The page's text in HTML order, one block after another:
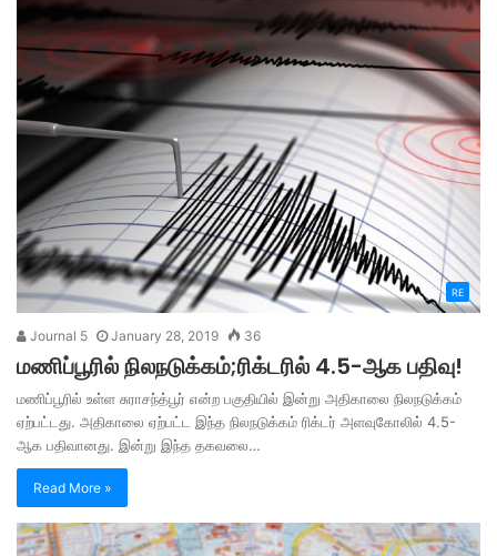
RE
Journal 5 January 28, 2019 36
மணிப்பூரில் நிலநடுக்கம்;ரிக்டரில் 4.5-ஆக பதிவு!
மணிப்பூரில் உள்ள சுராசந்த்பூர் என்ற பகுதியில் இன்று அதிகாலை நிலநடுக்கம்
ஏற்பட்டது. அதிகாலை ஏற்பட்ட இந்த நிலநடுக்கம் ரிக்டர் அளவுகோலில் 4.5-
ஆக பதிவானது. இன்று இந்த தகவலை…
Read More »